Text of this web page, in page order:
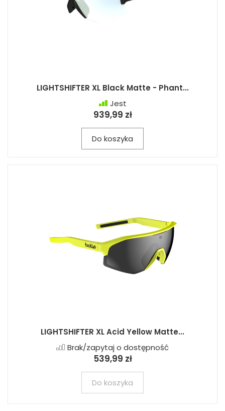
LIGHTSHIFTER XL Black Matte - Phant...
Jest
939,99 zł
Do koszyka
LIGHTSHIFTER XL Acid Yellow Matte...
Brak/zapytaj o dostępność
539,99 zł
Do koszyka